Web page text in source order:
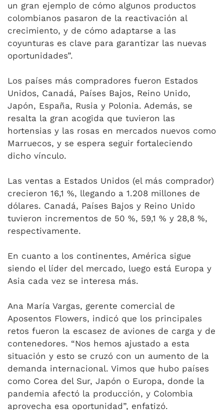
un gran ejemplo de cómo algunos productos
colombianos pasaron de la reactivación al
crecimiento, y de cómo adaptarse a las
coyunturas es clave para garantizar las nuevas
oportunidades”.
Los países más compradores fueron Estados
Unidos, Canadá, Países Bajos, Reino Unido,
Japón, España, Rusia y Polonia. Además, se
resalta la gran acogida que tuvieron las
hortensias y las rosas en mercados nuevos como
Marruecos, y se espera seguir fortaleciendo
dicho vínculo.
Las ventas a Estados Unidos (el más comprador)
crecieron 16,1 %, llegando a 1.208 millones de
dólares. Canadá, Países Bajos y Reino Unido
tuvieron incrementos de 50 %, 59,1 % y 28,8 %,
respectivamente.
En cuanto a los continentes, América sigue
siendo el líder del mercado, luego está Europa y
Asia cada vez se interesa más.
Ana María Vargas, gerente comercial de
Aposentos Flowers, indicó que los principales
retos fueron la escasez de aviones de carga y de
contenedores. “Nos hemos ajustado a esta
situación y esto se cruzó con un aumento de la
demanda internacional. Vimos que hubo países
como Corea del Sur, Japón o Europa, donde la
pandemia afectó la producción, y Colombia
aprovecha esa oportunidad”, enfatizó.